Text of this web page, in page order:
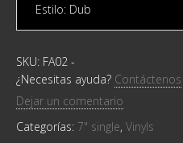
Estilo: Dub
SKU: FA02 -
¿Necesitas ayuda? Contáctenos
Dejar un comentario
Categorías: 7" single, Vinyls